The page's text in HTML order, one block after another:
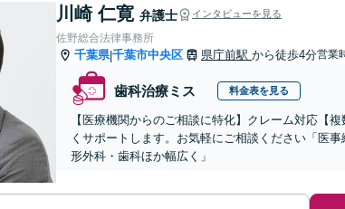
川崎 仁寛 弁護士 インタビューを見る
佐野総合法律事務所
千葉県|千葉市中央区 県庁前駅 から徒歩4分営業
歯科治療ミス 料金表を見る
【医療機関からのご相談に特化】クレーム対応【
くサポートします。お気軽にご相談ください「医
形外科・歯科ほか幅広く」